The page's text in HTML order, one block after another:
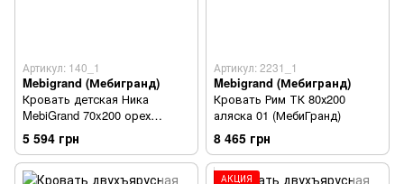
Артикул: 140_1
Mebigrand (Мебигранд)
Кровать детская Ника
MebiGrand 70x200 орех
темный
5 594 грн
Артикул: 2231_1
Mebigrand (Мебигранд)
Кровать Рим ТК 80х200
аляска 01 (МебиГранд)
8 465 грн
АКЦИЯ